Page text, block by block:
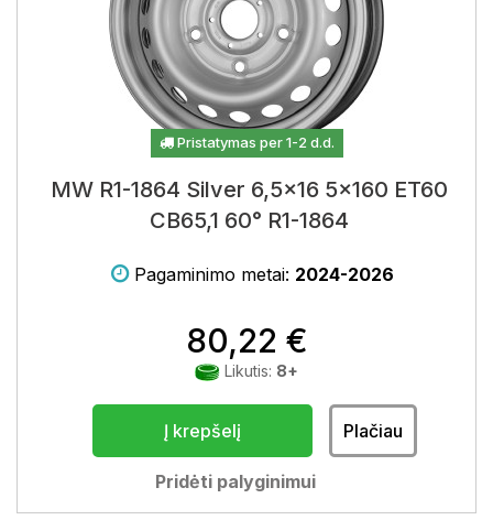
Pristatymas per 1-2 d.d.
MW R1-1864 Silver 6,5x16 5x160 ET60
CB65,1 60° R1-1864
Pagaminimo metai: 2024-2026
80,22 €
Likutis: 8+
Į krepšelį Plačiau
Pridėti palyginimui